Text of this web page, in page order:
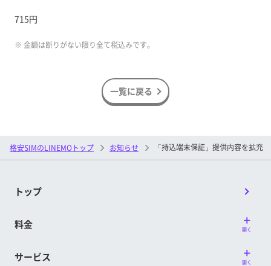
715円
※ 金額は断りがない限り全て税込みです。
一覧に戻る
格安SIMのLINEMOトップ お知らせ 「持込端末保証」提供内容を拡
トップ
料金 開く
サービス 開く